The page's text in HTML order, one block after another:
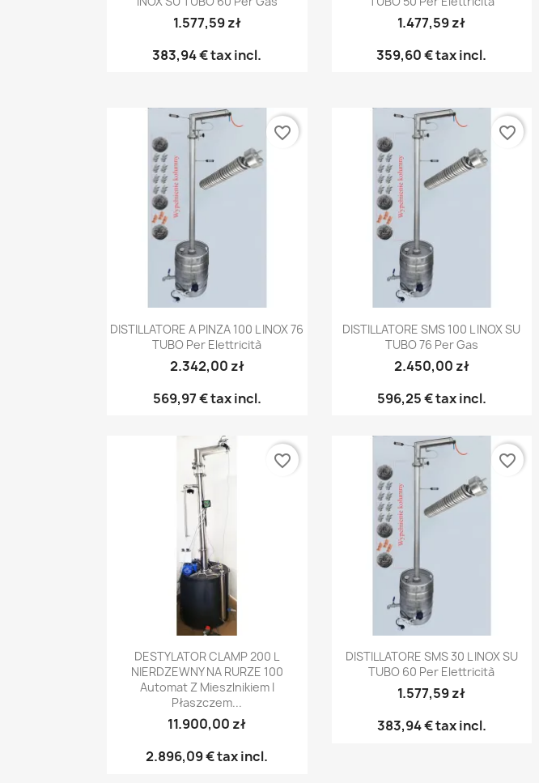
1.577,59 zł
383,94 €tax incl.
1.477,59 zł
359,60 €tax incl.
Anteprima
DISTILLATORE A PINZA 100 L INOX 76
TUBO Per Elettricità
2.342,00 zł
569,97 €tax incl.
favorite_border
Anteprima
DISTILLATORE SMS 100 L INOX SU
TUBO 76 Per Gas
2.450,00 zł
596,25 €tax incl.
favorite_border
Anteprima
DESTYLATOR CLAMP 200 L
NIERDZEWNY NA RURZE 100
Automat Z Mieszlnikiem I
Płaszczem...
11.900,00 zł
2.896,09 €tax incl.
favorite_border
Anteprima
DISTILLATORE SMS 30 L INOX SU
TUBO 60 Per Elettricità
1.577,59 zł
383,94 €tax incl.
favorite_border